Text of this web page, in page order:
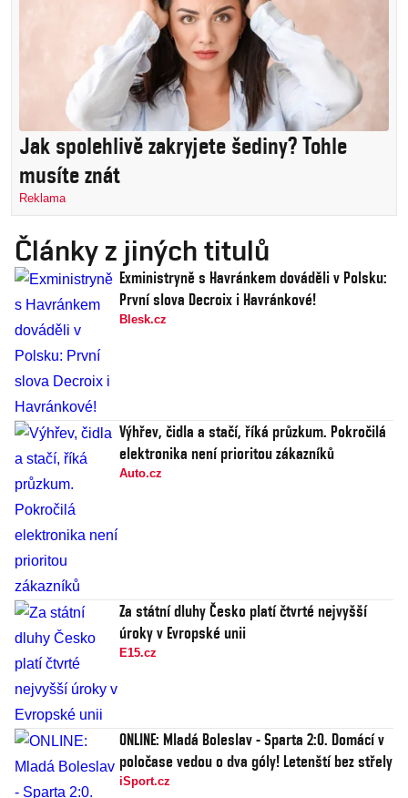
Jak spolehlivě zakryjete šediny? Tohle
musíte znát
Reklama
Články z jiných titulů
Exministryně s Havránkem dováděli v Polsku:
První slova Decroix i Havránkové!
Blesk.cz
Výhřev, čidla a stačí, říká průzkum. Pokročilá
elektronika není prioritou zákazníků
Auto.cz
Za státní dluhy Česko platí čtvrté nejvyšší
úroky v Evropské unii
E15.cz
ONLINE: Mladá Boleslav - Sparta 2:0. Domácí v
poločase vedou o dva góly! Letenští bez střely
iSport.cz